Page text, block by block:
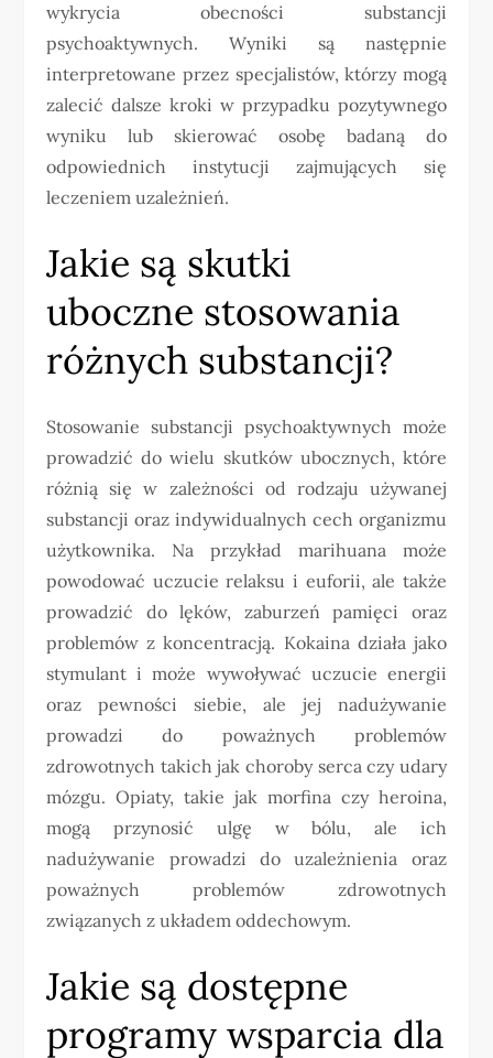
wykrycia obecności substancji
psychoaktywnych. Wyniki są następnie
interpretowane przez specjalistów, którzy mogą
zalecić dalsze kroki w przypadku pozytywnego
wyniku lub skierować osobę badaną do
odpowiednich instytucji zajmujących się
leczeniem uzależnień.
Jakie są skutki
uboczne stosowania
różnych substancji?
Stosowanie substancji psychoaktywnych może
prowadzić do wielu skutków ubocznych, które
różnią się w zależności od rodzaju używanej
substancji oraz indywidualnych cech organizmu
użytkownika. Na przykład marihuana może
powodować uczucie relaksu i euforii, ale także
prowadzić do lęków, zaburzeń pamięci oraz
problemów z koncentracją. Kokaina działa jako
stymulant i może wywoływać uczucie energii
oraz pewności siebie, ale jej nadużywanie
prowadzi do poważnych problemów
zdrowotnych takich jak choroby serca czy udary
mózgu. Opiaty, takie jak morfina czy heroina,
mogą przynosić ulgę w bólu, ale ich
nadużywanie prowadzi do uzależnienia oraz
poważnych problemów zdrowotnych
związanych z układem oddechowym.
Jakie są dostępne
programy wsparcia dla